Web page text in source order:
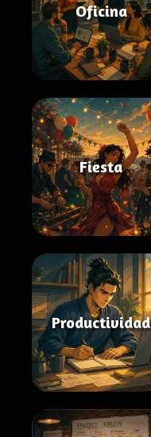
Oficina
Fiesta
Productividad